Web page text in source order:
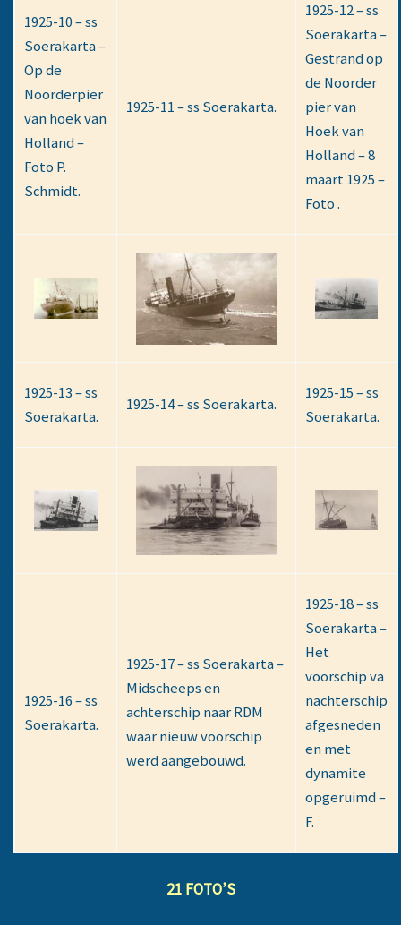
1925-10 – ss
Soerakarta –
Op de
Noorderpier
van hoek van
Holland –
Foto P.
Schmidt.
1925-11 – ss Soerakarta.
1925-12 – ss
Soerakarta –
Gestrand op
de Noorder
pier van
Hoek van
Holland – 8
maart 1925 –
Foto .
1925-13 – ss
Soerakarta.
1925-14 – ss Soerakarta.
1925-15 – ss
Soerakarta.
1925-16 – ss
Soerakarta.
1925-17 – ss Soerakarta –
Midscheeps en
achterschip naar RDM
waar nieuw voorschip
werd aangebouwd.
1925-18 – ss
Soerakarta –
Het
voorschip va
nachterschip
afgesneden
en met
dynamite
opgeruimd –
F.
21 FOTO’S